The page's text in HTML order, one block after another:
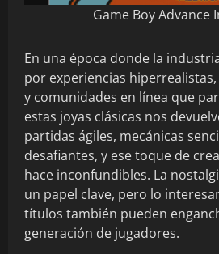
Game Boy Advance
En una época donde la
por experiencias
y comunidades en línea que
estas joyas clásicas nos
partidas ágiles, mecánicas
desafiantes, y ese toque de
hace inconfundibles. La
un papel clave, pero lo
títulos también pueden
generación de jugadores.